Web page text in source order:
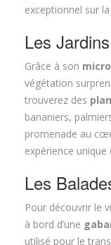
exceptionnel sur
Les
Grâce à son
végétation
trouverez des
bananiers,
promenade au
expérience unique
Les
Pour découvrir le
à bord d’une
utilisé pour le